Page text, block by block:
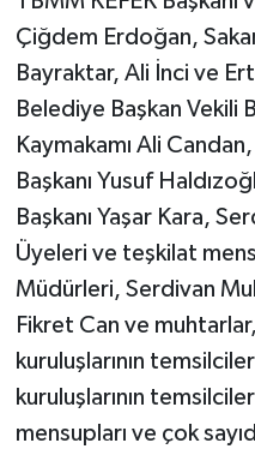
Çiğdem Erdoğan,
Bayraktar, Ali İnci ve
Belediye Başkan Vekili
Kaymakamı Ali
Başkanı Yusuf
Başkanı Yaşar Kara,
Üyeleri ve teşkilat
Müdürleri, Serdivan
Fikret Can ve
kuruluşlarının
kuruluşlarının
mensupları ve çok